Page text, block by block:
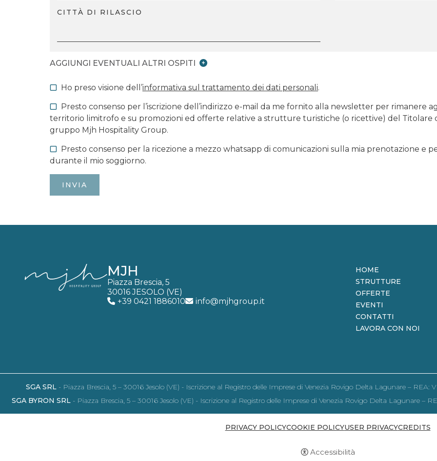
CITTÀ DI RILASCIO
AGGIUNGI EVENTUALI ALTRI OSPITI
Ho preso visione dell’informativa sul trattamento dei dati personali.
Presto consenso per l’iscrizione dell’indirizzo e-mail da me fornito alla newsletter per rimanere
territorio limitrofo e su promozioni ed offerte relative a strutture turistiche (o ricettive) del Titolare
gruppo Mjh Hospitality Group.
Presto consenso per la ricezione a mezzo whatsapp di comunicazioni sulla mia prenotazione e
durante il mio soggiorno.
MJH
Piazza Brescia, 5
30016 JESOLO (VE)
+39 0421 1886010
info@mjhgroup.it
HOME
STRUTTURE
OFFERTE
EVENTI
CONTATTI
LAVORA CON NOI
SGA SRL - Piazza Brescia, 5 – 30016 Jesolo (VE) - Iscrizione al Registro delle Imprese di Venezia Rovigo Delta Lagunare –
SGA BYRON SRL - Piazza Brescia, 5 – 30016 Jesolo (VE) - Iscrizione al Registro delle Imprese di Venezia Rovigo Delta Lagunare –
PRIVACY POLICYCOOKIE POLICYUSER PRIVACYCREDITS
Accessibilità